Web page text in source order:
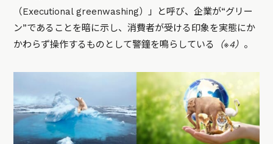
（Executional greenwashing）」と呼び、企業が“グリー
ン”であることを暗に示し、消費者が受ける印象を実態にか
かわらず操作するものとして警鐘を鳴らしている
（※4） 。